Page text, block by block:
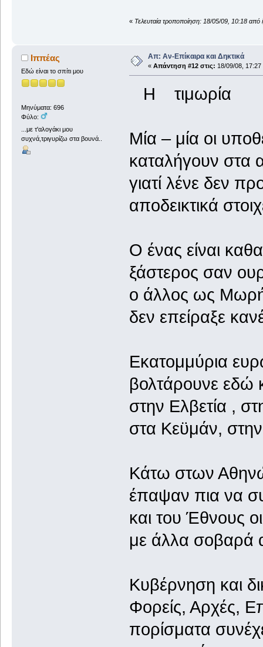
« Τελευταία τροποποίηση: 18/05/09, 10:18 από
Ιππέας
Εδώ είναι το σπίτι μου
Μηνύματα: 696
Φύλο:
...με τ'αλογάκι μου
συχνά,τριγυρίζω στα βουνά..
Απ: Αν-Επίκαιρα και Δηκτικά
« Απάντηση #12 στις: 18/09/08, 17:27
Η τιμωρία
Μία – μία
γιατί λένε
Ο ένας είναι
ξάστερος
ο άλλος ως
δεν επείραξε
Εκατομμύρια
βολτάρουνε εδώ
στην Ελβετία ,
στα Κεϋμάν,
Κάτω στων
έπαψαν πια να
και του Έθνους
με άλλα σοβαρά
Κυβέρνηση και
Φορείς, Αρχές,
πορίσματα